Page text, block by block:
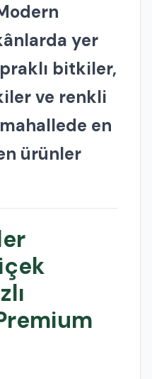
yer
bitkiler,
ve renkli
en
ürünler